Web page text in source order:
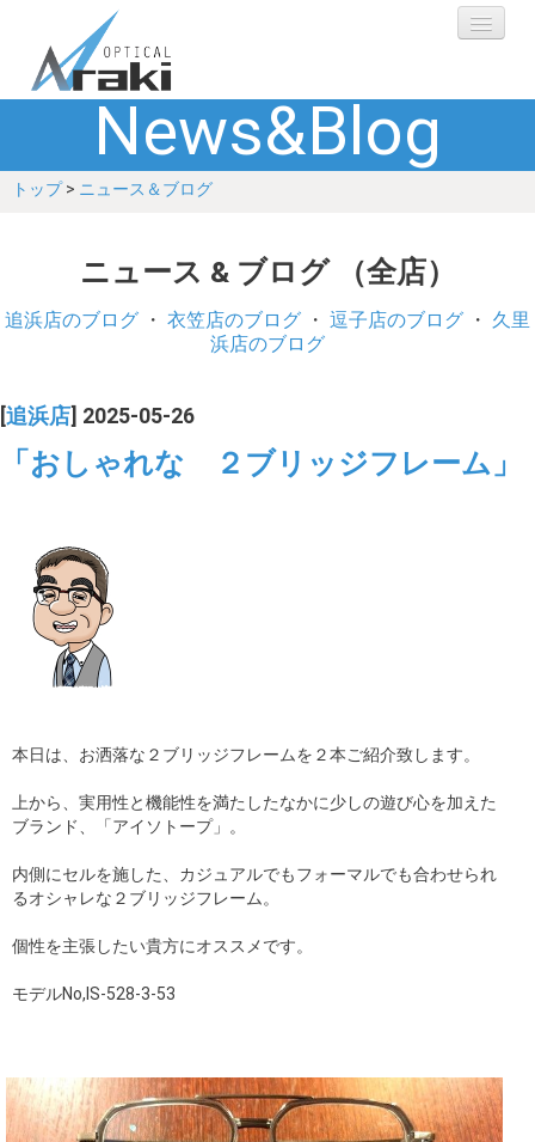
選ばれる理由
ブランド
補聴器
ギャラリー
コラム
ブログ
採用
News&Blog
トップ> ニュース＆ブログ
ニュース & ブログ （全店）
追浜店のブログ ・ 衣笠店のブログ ・ 逗子店のブログ ・ 久里
浜店のブログ
追浜店 ] 2025-05-26
「おしゃれな ２ブリッジフレーム」
本日は、お洒落な２ブリッジフレームを２本ご紹介致します。
上から、実用性と機能性を満たしたなかに少しの遊び心を加えた
ブランド、「アイソトープ」。
内側にセルを施した、カジュアルでもフォーマルでも合わせられ
るオシャレな２ブリッジフレーム。
個性を主張したい貴方にオススメです。
モデルNo,IS-528-3-53